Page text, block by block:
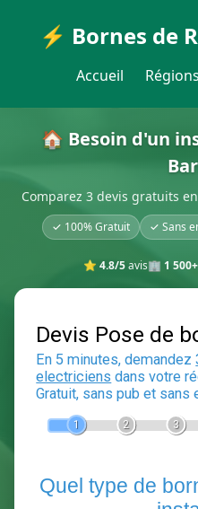
⚡ Bornes de
Accueil Régions
🏠 Besoin d'un
Comparez 3 devis gratuits
✓ 100% Gratuit ✓ Sans
⭐ 4.8/5avis🏢 1 500+
Devis Pose
En 5 minutes,
Gratuit, sans pub